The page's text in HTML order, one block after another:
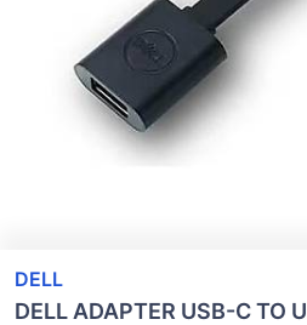
DELL
DELL ADAPTER USB-C TO